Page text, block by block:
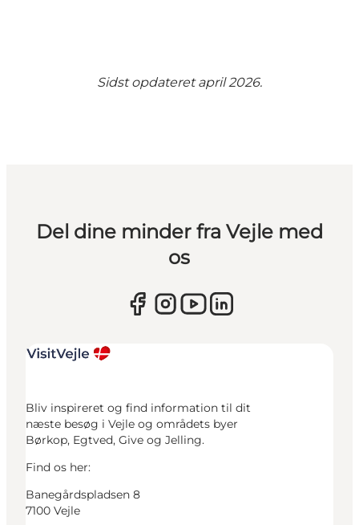
Sidst opdateret april 2026.
Del dine minder fra Vejle med
os
Bliv inspireret og find information til dit
næste besøg i Vejle og områdets byer
Børkop, Egtved, Give og Jelling.
Find os her:
Banegårdspladsen 8
7100 Vejle